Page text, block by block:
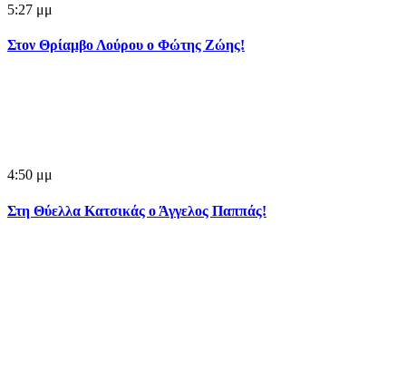
5:27 μμ
Στον Θρίαμβο Λούρου ο Φώτης Ζώης!
4:50 μμ
Στη Θύελλα Κατσικάς ο Άγγελος Παππάς!